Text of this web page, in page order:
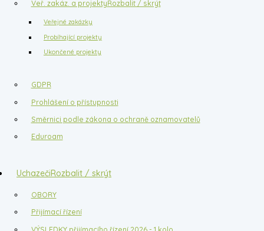
Veř. zakáz. a projektyRozbalit / skrýt
Veřejné zakázky
Probíhající projekty
Ukončené projekty
GDPR
Prohlášení o přístupnosti
Směrnici podle zákona o ochraně oznamovatelů
Eduroam
UchazečiRozbalit / skrýt
OBORY
Přijímací řízení